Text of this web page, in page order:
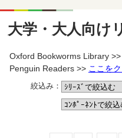
大学・大人向け
Oxford Bookworms Library >>
Penguin Readers >> ここを
絞込み：